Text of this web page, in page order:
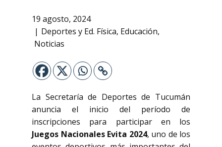
19 agosto, 2024
Deportes y Ed. Física, Educación,
Noticias
La Secretaría de Deportes de Tucumán
anuncia el inicio del período de
inscripciones para participar en los
Juegos Nacionales Evita 2024, uno de los